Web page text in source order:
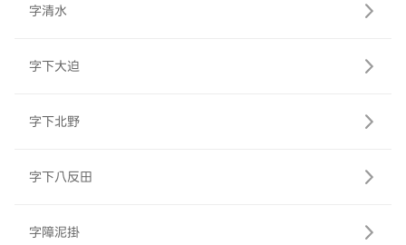
字清水
字下大迫
字下北野
字下八反田
字障泥掛